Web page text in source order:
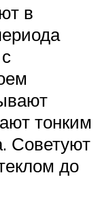
в
тонким
Советуют
до